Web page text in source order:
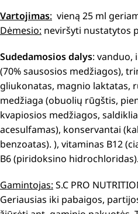
Vartojimas: vieną 25 ml
Dėmesio: neviršyti nustatytos
Sudedamosios dalys: vanduo,
(70% sausosios medžiagos),
gliukonatas, magnio laktatas,
medžiaga (obuolių rūgštis,
kvapiosios medžiagos,
acesulfamas), konservantai
benzoatas). ), vitaminas B12
B6 (piridoksino hidrochloridas).
Gamintojas: S.C PRO
Geriausias iki pabaigos,